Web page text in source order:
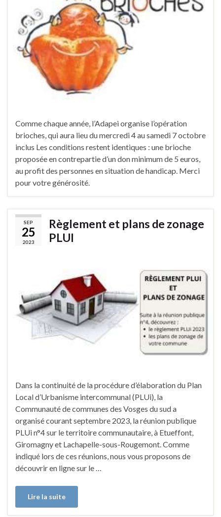
Comme chaque année, l’Adapei organise l’opération
brioches, qui aura lieu du mercredi 4 au samedi 7 octobre
inclus Les conditions restent identiques : une brioche
proposée en contrepartie d’un don minimum de 5 euros,
au profit des personnes en situation de handicap. Merci
pour votre générosité.
SEP
25
2023
Règlement et plans de zonage
PLUI
Dans la continuité de la procédure d’élaboration du Plan
Local d’Urbanisme intercommunal (PLUi), la
Communauté de communes des Vosges du sud a
organisé courant septembre 2023, la réunion publique
PLUi n°4 sur le territoire communautaire, à Etueffont,
Giromagny et Lachapelle-sous-Rougemont. Comme
indiqué lors de ces réunions, nous vous proposons de
découvrir en ligne sur le …
Lire la suite